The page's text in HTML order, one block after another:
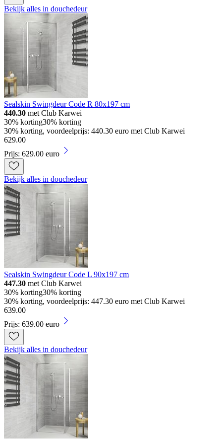
Bekijk alles in douchedeur
Sealskin Swingdeur Code R 80x197 cm
440.30 met Club Karwei
30% korting30% korting
30% korting, voordeelprijs: 440.30 euro met Club Karwei
629.00
Prijs: 629.00 euro
Bekijk alles in douchedeur
Sealskin Swingdeur Code L 90x197 cm
447.30 met Club Karwei
30% korting30% korting
30% korting, voordeelprijs: 447.30 euro met Club Karwei
639.00
Prijs: 639.00 euro
Bekijk alles in douchedeur